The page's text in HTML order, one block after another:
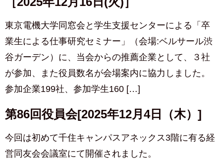
東京電機大学同窓会と学生支援センターによる「卒
業生による仕事研究セミナー」（会場:ベルサール渋
谷ガーデン）に、当会からの推薦企業として、３社
が参加、また役員数名が会場案内に協力しました。
参加企業199社、参加学生160 […]
第86回役員会[2025年12月4日（木）]
今回は初めて千住キャンパスアネックス3階に有る経
営同友会会議室にて開催されました。